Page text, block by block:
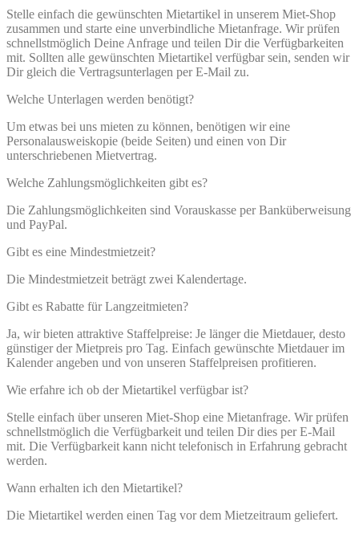
Stelle einfach die gewünschten Mietartikel in unserem Miet-Shop
zusammen und starte eine unverbindliche Mietanfrage. Wir prüfen
schnellstmöglich Deine Anfrage und teilen Dir die Verfügbarkeiten
mit. Sollten alle gewünschten Mietartikel verfügbar sein, senden wir
Dir gleich die Vertragsunterlagen per E-Mail zu.
Welche Unterlagen werden benötigt?
Um etwas bei uns mieten zu können, benötigen wir eine
Personalausweiskopie (beide Seiten) und einen von Dir
unterschriebenen Mietvertrag.
Welche Zahlungsmöglichkeiten gibt es?
Die Zahlungsmöglichkeiten sind Vorauskasse per Banküberweisung
und PayPal.
Gibt es eine Mindestmietzeit?
Die Mindestmietzeit beträgt zwei Kalendertage.
Gibt es Rabatte für Langzeitmieten?
Ja, wir bieten attraktive Staffelpreise: Je länger die Mietdauer, desto
günstiger der Mietpreis pro Tag. Einfach gewünschte Mietdauer im
Kalender angeben und von unseren Staffelpreisen profitieren.
Wie erfahre ich ob der Mietartikel verfügbar ist?
Stelle einfach über unseren Miet-Shop eine Mietanfrage. Wir prüfen
schnellstmöglich die Verfügbarkeit und teilen Dir dies per E-Mail
mit. Die Verfügbarkeit kann nicht telefonisch in Erfahrung gebracht
werden.
Wann erhalten ich den Mietartikel?
Die Mietartikel werden einen Tag vor dem Mietzeitraum geliefert.